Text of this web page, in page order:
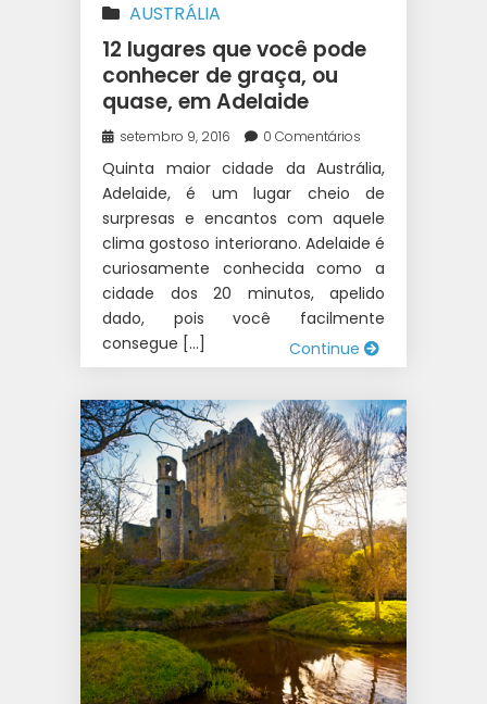
AUSTRÁLIA
12 lugares que você pode
conhecer de graça, ou
quase, em Adelaide
setembro 9, 2016 0 Comentários
Quinta maior cidade da Austrália,
Adelaide, é um lugar cheio de
surpresas e encantos com aquele
clima gostoso interiorano. Adelaide é
curiosamente conhecida como a
cidade dos 20 minutos, apelido
dado, pois você facilmente
consegue […]
Continue